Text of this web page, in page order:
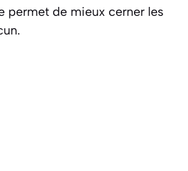
permet de mieux cerner les